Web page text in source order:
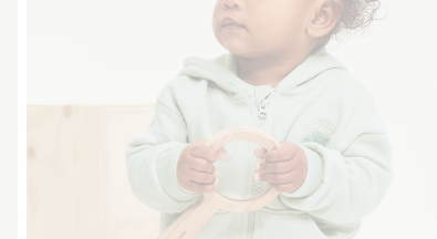
Klubowiczu darmowa dostawa od 150 zł